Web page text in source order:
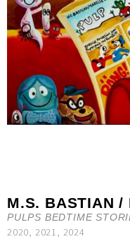
M.S. BASTIAN /
PULPS BEDTIME
2020, 2021, 2024